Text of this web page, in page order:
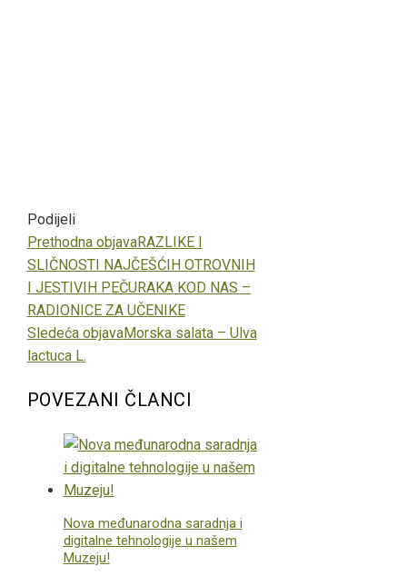
Podijeli
Facebook
Twitter
LinkedIn
Pinterest
Stumbleupon
Email
Prethodna objavaRAZLIKE I
SLIČNOSTI NAJČEŠĆIH OTROVNIH
I JESTIVIH PEČURAKA KOD NAS –
RADIONICE ZA UČENIKE
Sledeća objavaMorska salata – Ulva
lactuca L.
POVEZANI ČLANCI
Nova međunarodna saradnja i
digitalne tehnologije u našem
Muzeju!